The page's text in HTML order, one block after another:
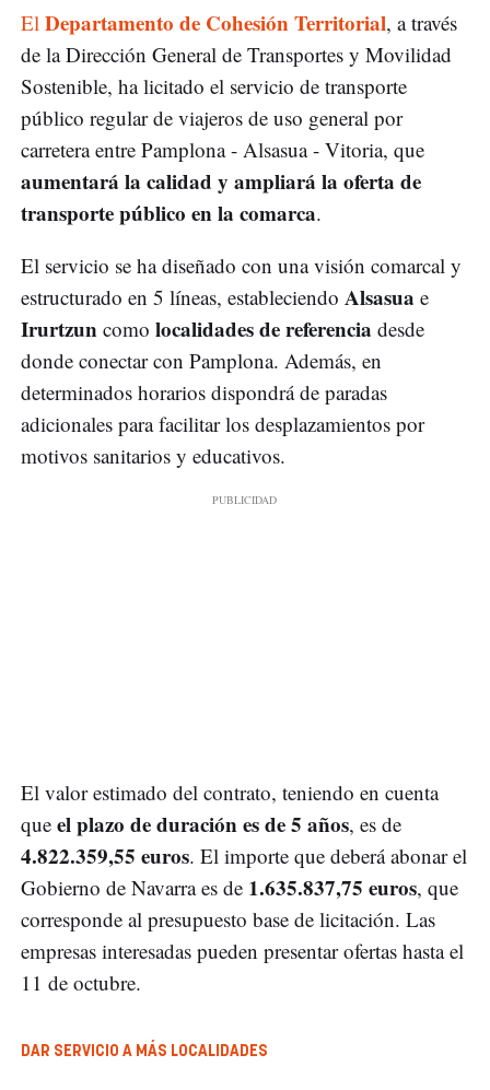
El Departamento de Cohesión Territorial, a través
de la Dirección General de Transportes y Movilidad
Sostenible, ha licitado el servicio de transporte
público regular de viajeros de uso general por
carretera entre Pamplona - Alsasua - Vitoria, que
aumentará la calidad y ampliará la oferta de
transporte público en la comarca.
El servicio se ha diseñado con una visión comarcal y
estructurado en 5 líneas, estableciendo Alsasua e
Irurtzun como localidades de referencia desde
donde conectar con Pamplona. Además, en
determinados horarios dispondrá de paradas
adicionales para facilitar los desplazamientos por
motivos sanitarios y educativos.
El valor estimado del contrato, teniendo en cuenta
que el plazo de duración es de 5 años, es de
4.822.359,55 euros. El importe que deberá abonar el
Gobierno de Navarra es de 1.635.837,75 euros, que
corresponde al presupuesto base de licitación. Las
empresas interesadas pueden presentar ofertas hasta el
11 de octubre.
DAR SERVICIO A MÁS LOCALIDADES